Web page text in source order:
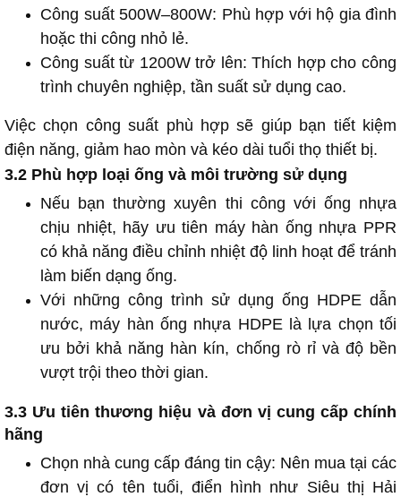
Công suất 500W–800W: Phù hợp với hộ gia đình
hoặc thi công nhỏ lẻ.
Công suất từ 1200W trở lên: Thích hợp cho công
trình chuyên nghiệp, tần suất sử dụng cao.
Việc chọn công suất phù hợp sẽ giúp bạn tiết kiệm
điện năng, giảm hao mòn và kéo dài tuổi thọ thiết bị.
3.2 Phù hợp loại ống và môi trường sử dụng
Nếu bạn thường xuyên thi công với ống nhựa
chịu nhiệt, hãy ưu tiên máy hàn ống nhựa PPR
có khả năng điều chỉnh nhiệt độ linh hoạt để tránh
làm biến dạng ống.
Với những công trình sử dụng ống HDPE dẫn
nước, máy hàn ống nhựa HDPE là lựa chọn tối
ưu bởi khả năng hàn kín, chống rò rỉ và độ bền
vượt trội theo thời gian.
3.3 Ưu tiên thương hiệu và đơn vị cung cấp chính
hãng
Chọn nhà cung cấp đáng tin cậy: Nên mua tại các
đơn vị có tên tuổi, điển hình như Siêu thị Hải